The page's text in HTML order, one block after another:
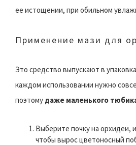
ее истощении, при обильном
Применение мази для
Это средство выпускают в
каждом использовании нужно
поэтому даже маленького
Выберите почку на орхидеи,
чтобы вырос цветоносный